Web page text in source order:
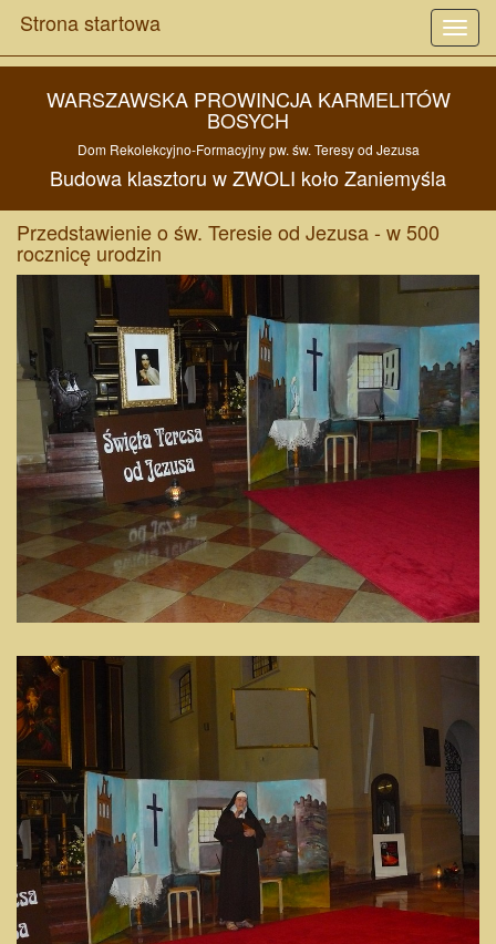
Strona startowa
WARSZAWSKA PROWINCJA KARMELITÓW
BOSYCH
Dom Rekolekcyjno-Formacyjny pw. św. Teresy od Jezusa
Budowa klasztoru wZWOLI kołoZaniemyśla
Przedstawienie o św. Teresie od Jezusa - w 500
rocznicę urodzin